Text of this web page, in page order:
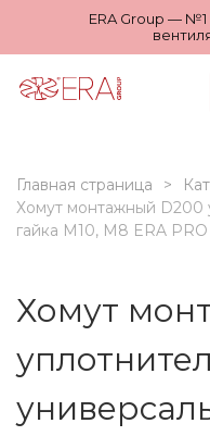
ERA Group —
Главная страница
Хомут монтажный D200
гайка М10, М8 ERA PRO
Хомут